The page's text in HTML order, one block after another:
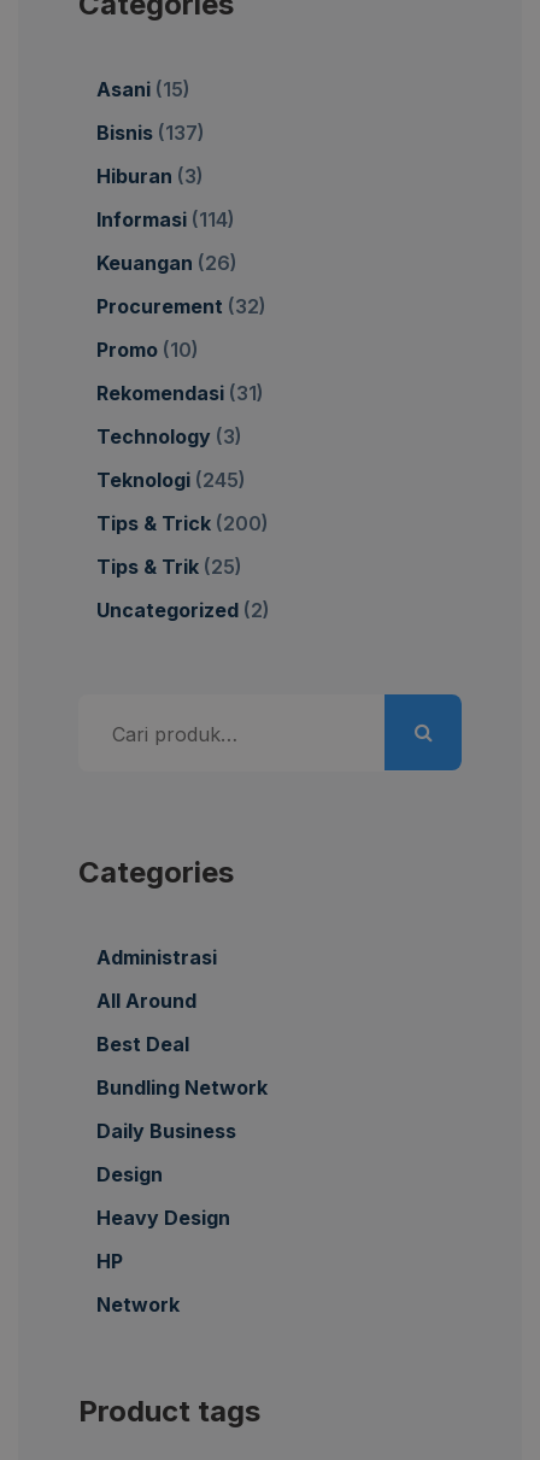
Asani (15)
Bisnis (137)
Hiburan (3)
Informasi (114)
Keuangan (26)
Procurement (32)
Promo (10)
Rekomendasi (31)
Technology (3)
Teknologi (245)
Tips & Trick (200)
Tips & Trik (25)
Uncategorized (2)
untuk:
Categories
Administrasi
All Around
Best Deal
Bundling Network
Daily Business
Design
Heavy Design
HP
Network
Product tags